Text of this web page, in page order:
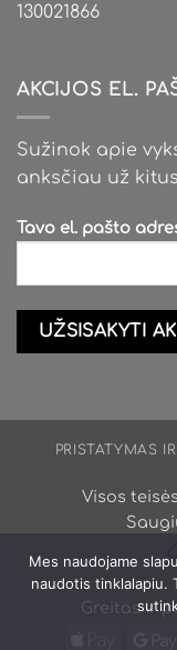
130021866
AKCIJOS EL.
Sužinok apie
anksčiau už
Tavo el. pašto
PRISTATYMAS
Visos
Greitas ir
Mes naudojame
naudotis tinklalapiu.